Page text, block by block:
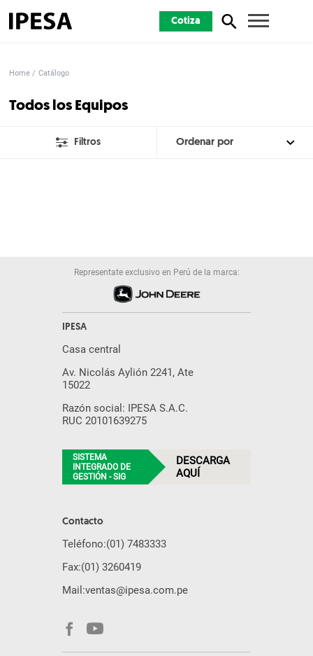
Cotiza
Home Catálogo
Todos los Equipos
Filtros
Representate exclusivo en Perú de la marca:
IPESA
Casa central
Av. Nicolás Aylión 2241, Ate
15022
Razón social: IPESA S.A.C.
RUC 20101639275
SISTEMA
INTEGRADO DE
GESTIÓN - SIG
DESCARGA
AQUÍ
Contacto
Teléfono:(01) 7483333
Fax:(01) 3260419
Mail:ventas@ipesa.com.pe